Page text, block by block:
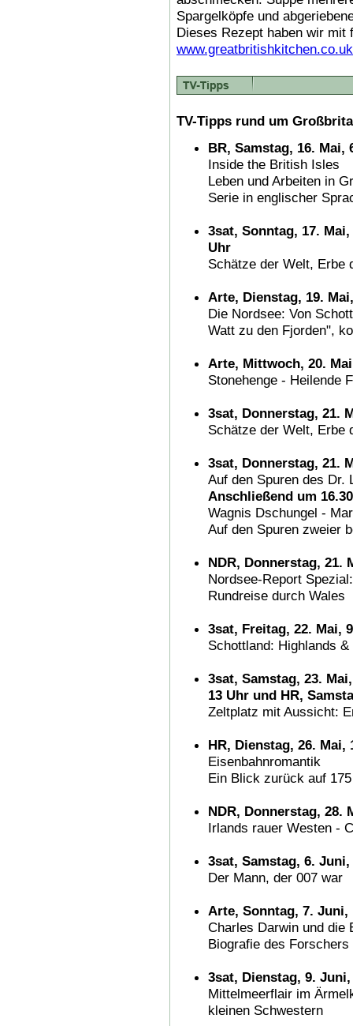
Spargelköpfe und
Dieses Rezept haben wir mit
www.greatbritishkitchen.co.uk
TV-Tipps rund um
BR, Samstag, 16. Mai,
Inside the British Isles
Leben und Arbeiten in
Serie in englischer
3sat, Sonntag, 17.
Uhr
Schätze der Welt, Erbe
Arte, Dienstag, 19.
Die Nordsee: Von
Watt zu den Fjorden",
Arte, Mittwoch, 20.
Stonehenge - Heilende
3sat, Donnerstag, 21.
Schätze der Welt, Erbe
3sat, Donnerstag, 21.
Auf den Spuren des Dr.
Anschließend um
Wagnis Dschungel -
Auf den Spuren zweier
NDR, Donnerstag, 21.
Nordsee-Report
Rundreise durch Wales
3sat, Freitag, 22. Mai,
Schottland: Highlands
3sat, Samstag, 23.
13 Uhr und HR,
Zeltplatz mit Aussicht:
HR, Dienstag, 26. Mai,
Eisenbahnromantik
Ein Blick zurück auf
NDR, Donnerstag, 28.
Irlands rauer Westen -
3sat, Samstag, 6. Juni,
Der Mann, der 007 war
Arte, Sonntag, 7. Juni,
Charles Darwin und die
Biografie des Forschers
3sat, Dienstag, 9.
Mittelmeerflair im
kleinen Schwestern